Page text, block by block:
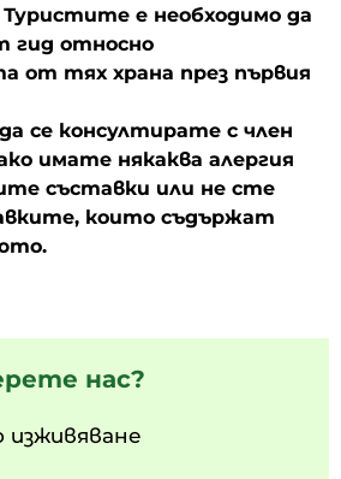
Туристите е необходимо да
гид относно
от тях храна през първия
се консултирате с член
имате някаква алергия
съставки или не сте
които съдържат
нас?
изживяване